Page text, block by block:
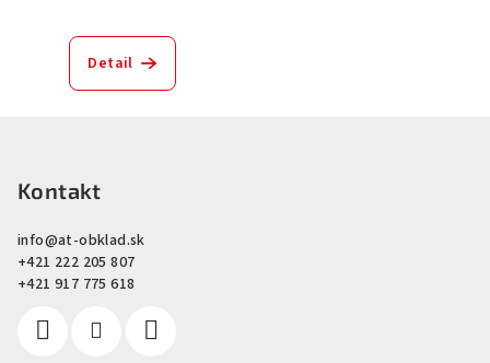
Detail
Kontakt
info@at-obklad.sk
+421 222 205 807
+421 917 775 618